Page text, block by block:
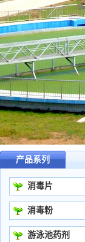
产品系列
消毒片
消毒粉
游泳池药剂